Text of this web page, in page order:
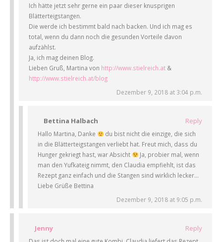
Ich hätte jetzt sehr gerne ein paar dieser knusprigen
Blätterteigstangen.
Die werde ich bestimmt bald nach backen. Und ich mag es
total, wenn du dann noch die gesunden Vorteile davon
aufzählst.
Ja, ich mag deinen Blog.
Lieben Gruß, Martina von http://www.stielreich.at &
http://www.stielreich.at/blog
Dezember 9, 2018 at 3:04 p.m.
Bettina Halbach Reply
Hallo Martina, Danke
du bist nicht die einzige, die sich
in die Blätterteigstangen verliebt hat. Freut mich, dass du
Hunger gekriegt hast, war Absicht
Ja, probier mal, wenn
man den Yufkateig nimmt, den Claudia empfiehlt, ist das
Rezept ganz einfach und die Stangen sind wirklich lecker…
Liebe Grüße Bettina
Dezember 9, 2018 at 9:05 p.m.
Jenny Reply